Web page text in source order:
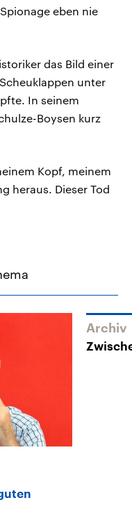
eben nie
das Bild einer
unter
In seinem
Boysen kurz
Kopf, meinem
heraus. Dieser Tod
Archiv